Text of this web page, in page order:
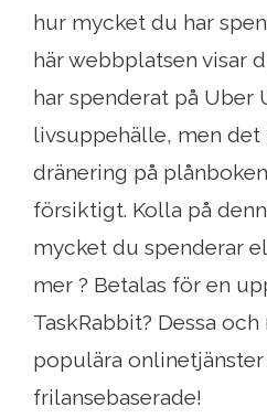
hur mycket du har
här webbplatsen visar
har spenderat på Uber
livsuppehälle, men det
dränering på
försiktigt. Kolla på
mycket du spenderar
mer ? Betalas för en
TaskRabbit? Dessa
populära onlinetjänster
frilansebaserade!